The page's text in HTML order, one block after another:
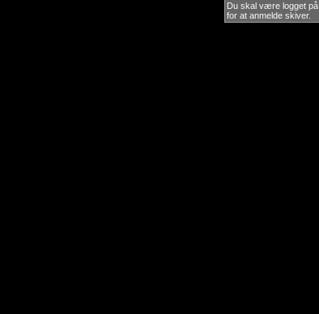
Du skal være logget på
for at anmelde skiver.